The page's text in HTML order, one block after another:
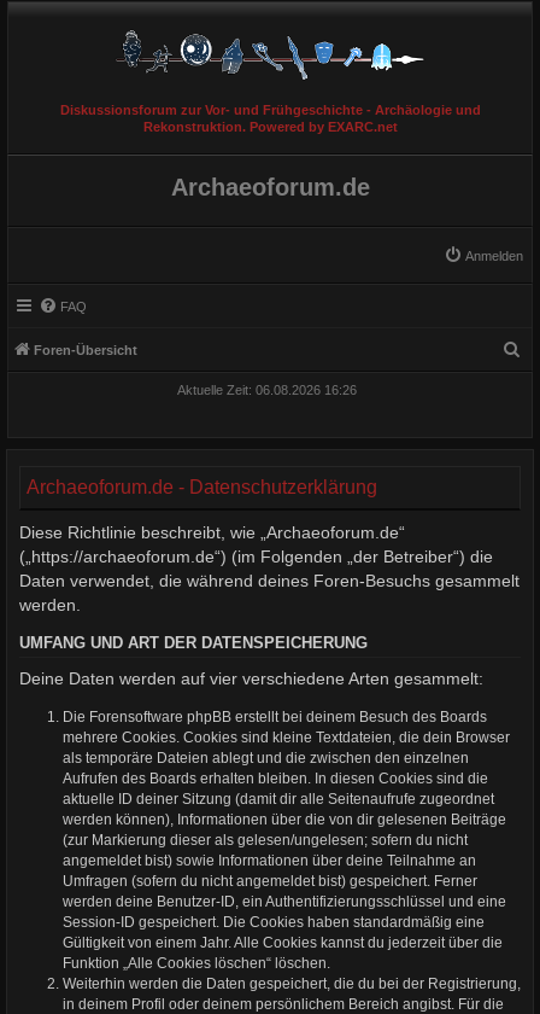
Diskussionsforum zur Vor- und Frühgeschichte - Archäologie und
Rekonstruktion. Powered by EXARC.net
Archaeoforum.de
Anmelden
FAQ
Foren-Übersicht
Aktuelle Zeit: 06.08.2026 16:26
Archaeoforum.de - Datenschutzerklärung
Diese Richtlinie beschreibt, wie „Archaeoforum.de“
(„https://archaeoforum.de“) (im Folgenden „der Betreiber“) die
Daten verwendet, die während deines Foren-Besuchs gesammelt
werden.
UMFANG UND ART DER DATENSPEICHERUNG
Deine Daten werden auf vier verschiedene Arten gesammelt:
Die Forensoftware phpBB erstellt bei deinem Besuch des Boards
mehrere Cookies. Cookies sind kleine Textdateien, die dein Browser
als temporäre Dateien ablegt und die zwischen den einzelnen
Aufrufen des Boards erhalten bleiben. In diesen Cookies sind die
aktuelle ID deiner Sitzung (damit dir alle Seitenaufrufe zugeordnet
werden können), Informationen über die von dir gelesenen Beiträge
(zur Markierung dieser als gelesen/ungelesen; sofern du nicht
angemeldet bist) sowie Informationen über deine Teilnahme an
Umfragen (sofern du nicht angemeldet bist) gespeichert. Ferner
werden deine Benutzer-ID, ein Authentifizierungsschlüssel und eine
Session-ID gespeichert. Die Cookies haben standardmäßig eine
Gültigkeit von einem Jahr. Alle Cookies kannst du jederzeit über die
Funktion „Alle Cookies löschen“ löschen.
Weiterhin werden die Daten gespeichert, die du bei der Registrierung,
in deinem Profil oder deinem persönlichem Bereich angibst. Für die